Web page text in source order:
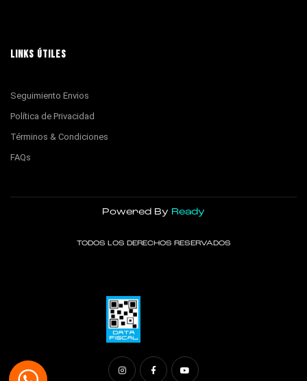
LINKS ÚTILES
Seguimiento Envios
Política de Privacidad
Términos & Condiciones
FAQs
Powered By Ready
TODOS LOS DERECHOS RESERVADOS